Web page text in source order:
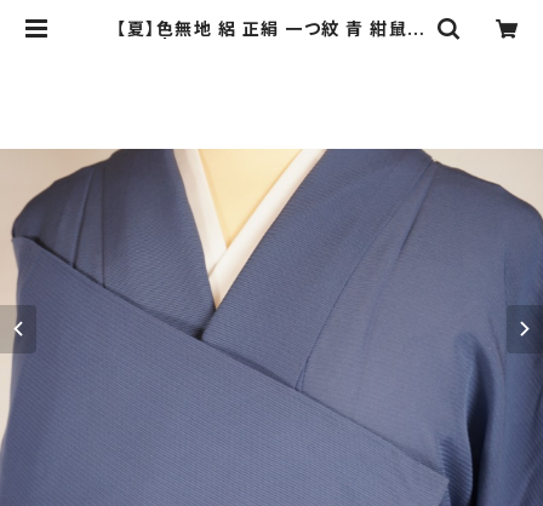
【夏】色無地 絽 正絹 一つ紋 青 紺鼠色